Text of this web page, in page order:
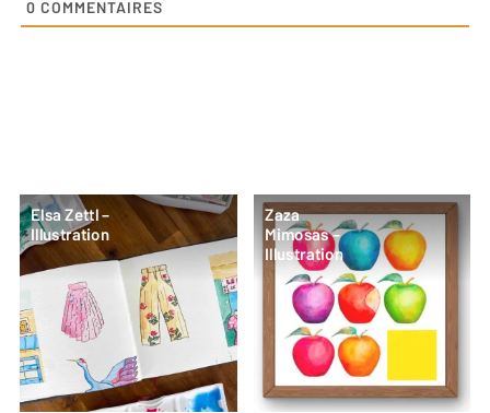
0 COMMENTAIRES
Elsa Zettl –
Illustration
Zaza
Mimosas –
Illustration